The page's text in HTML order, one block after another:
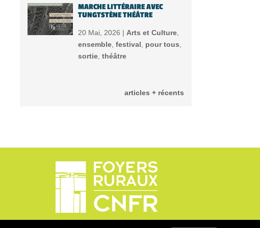
MARCHE LITTÉRAIRE AVEC
TUNGTSTÈNE THÉÂTRE
20 Mai, 2026 | Arts et Culture,
ensemble, festival, pour tous,
sortie, théâtre
articles + récents